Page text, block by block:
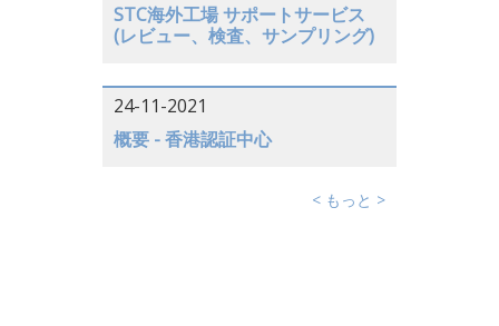
STC海外工場 サポートサービス
(レビュー、検査、サンプリング)
24-11-2021
概要 - 香港認証中心
< もっと >